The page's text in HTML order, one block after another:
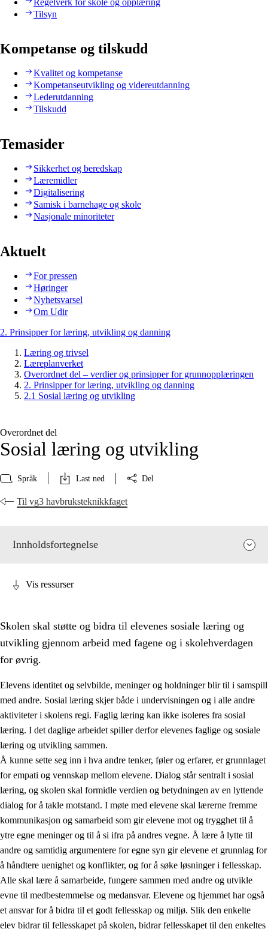
Tilsyn
Kompetanse og tilskudd
Kvalitet og kompetanse
Kompetanseutvikling og videreutdanning
Lederutdanning
Tilskudd
Temasider
Sikkerhet og beredskap
Læremidler
Digitalisering
Samisk i barnehage og skole
Nasjonale minoriteter
Aktuelt
For pressen
Høringer
Nyhetsvarsel
Om Udir
2. Prinsipper for læring, utvikling og danning
Læring og trivsel
Læreplanverket
Overordnet del – verdier og prinsipper for grunnopplæringen
2. Prinsipper for læring, utvikling og danning
2.1 Sosial læring og utvikling
Overordnet del
Sosial læring og utvikling
Språk Last ned Del
Til vg3 havbruksteknikkfaget
Innholdsfortegnelse
2. Prinsipper for læring, utvikling og danning
2.1 Sosial læring og utvikling
2.2 Kompetanse i fagene
2.3 Grunnleggende ferdigheter
2.4 Å lære å lære
Tverrfaglige temaer
Vis ressurser
Skolen skal støtte og bidra til elevenes sosiale læring og
utvikling gjennom arbeid med fagene og i skolehverdagen
for øvrig.
Elevens identitet og selvbilde, meninger og holdninger blir til i samspill
med andre. Sosial læring skjer både i undervisningen og i alle andre
aktiviteter i skolens regi. Faglig læring kan ikke isoleres fra sosial
læring. I det daglige arbeidet spiller derfor elevenes faglige og sosiale
læring og utvikling sammen.
Å kunne sette seg inn i hva andre tenker, føler og erfarer, er grunnlaget
for empati og vennskap mellom elevene. Dialog står sentralt i sosial
læring, og skolen skal formidle verdien og betydningen av en lyttende
dialog for å takle motstand. I møte med elevene skal lærerne fremme
kommunikasjon og samarbeid som gir elevene mot og trygghet til å
ytre egne meninger og til å si ifra på andres vegne. Å lære å lytte til
andre og samtidig argumentere for egne syn gir elevene et grunnlag for
å håndtere uenighet og konflikter, og for å søke løsninger i fellesskap.
Alle skal lære å samarbeide, fungere sammen med andre og utvikle
evne til medbestemmelse og medansvar. Elevene og hjemmet har også
et ansvar for å bidra til et godt fellesskap og miljø. Slik den enkelte
elev bidrar til fellesskapet på skolen, bidrar fellesskapet til den enkeltes